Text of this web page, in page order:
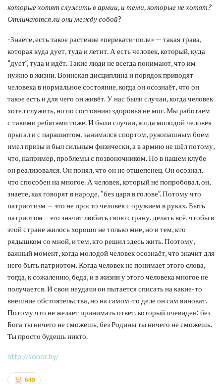
которые хотят служить в армии, и теми, которые не хотят?
Отличаются ли они между собой?
-Знаете, есть такое растение «перекати-поле» — такая трава,
которая куда дует, туда и летит. А есть человек, который, куда
“дует”, туда и идёт. Такие люди не всегда понимают, что им
нужно в жизни. Воинская дисциплина и порядок приводят
человека в нормальное состояние, когда он осознаёт, что он
такое есть и для чего он живёт. У нас были случаи, когда человек
хотел служить, но по состоянию здоровья не мог. Мы работаем
с такими ребятами тоже. И были случаи, когда молодой человек
прыгал и с парашютом, занимался спортом, рукопашным боем
имел призы и был сильным физически, а в армию не шёл потому,
что, например, проблемы с позвоночником. Но в нашем клубе
он реализовался. Он понял, что он не отщепенец. Он осознал,
что способен на многое. А человек, который не попробовал, он,
знаете, как говорят в народе, “без царя в голове”. Потому что
патриотизм — это не просто человек с оружием в руках. Быть
патриотом – это значит любить свою страну, делать всё, чтобы в
этой стране жилось хорошо не только мне, но и тем, кто
рядышком со мной, и тем, кто решил здесь жить. Поэтому,
важный момент, когда молодой человек осознаёт, что значит для
него быть патриотом. Когда человек не понимает этого слова,
тогда, к сожалению, беда, и в жизни у этого человека многое не
получается. И свои неудачи он пытается списать на какие-то
внешние обстоятельства, но на самом-то деле он сам виноват.
Потому что не желает принимать ответ, который очевиден: без
Бога ты ничего не сможешь, без Родины ты ничего не сможешь.
Ты просто будешь никто.
http://sobor.by/
649